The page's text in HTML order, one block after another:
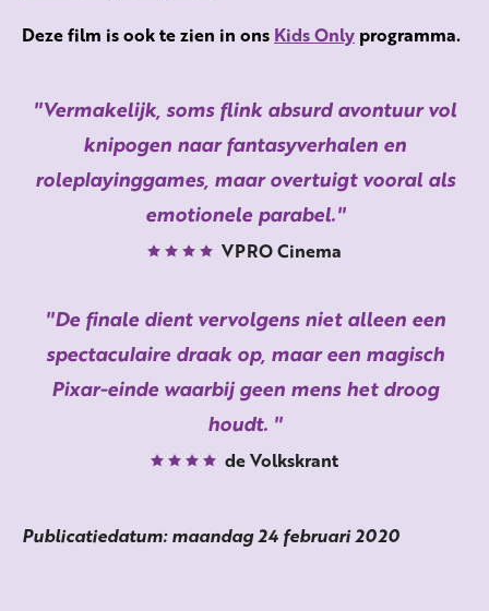
Deze film is ook te zien in ons Kids Only programma.
Vermakelijk, soms flink absurd avontuur vol
knipogen naar fantasyverhalen en
roleplayinggames, maar overtuigt vooral als
emotionele parabel.
VPRO Cinema
De finale dient vervolgens niet alleen een
spectaculaire draak op, maar een magisch
Pixar-einde waarbij geen mens het droog
houdt.
de Volkskrant
Publicatiedatum: maandag 24 februari 2020